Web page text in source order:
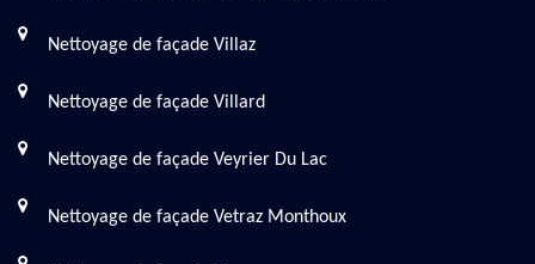
Nettoyage de façade Villaz
Nettoyage de façade Villard
Nettoyage de façade Veyrier Du Lac
Nettoyage de façade Vetraz Monthoux